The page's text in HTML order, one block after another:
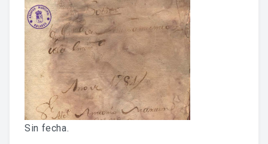
Fondo Histórico
Fondo Notarial
Catálogos Y Cuadros De Clasificación
Categorías
Libros De Actas
Sin fecha.